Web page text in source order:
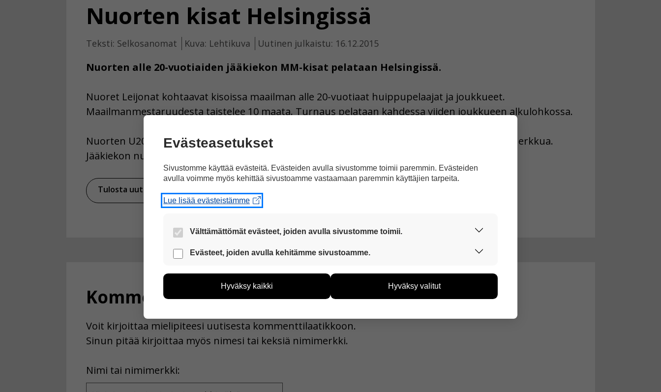
Nuorten kisat Helsingissä
Teksti: Selkosanomat Kuva: Lehtikuva Uutinen julkaistu: 16.12.2015
Nuorten alle 20-vuotiaiden jääkiekon MM-kisat pelataan Helsingissä.
Nuoret Leijonat kohtaavat kisoissa maailman alle 20-vuotiaat huippupelaajat ja joukkueet.
Maailmanmestaruudesta taistelee 10 maata. Turnaus pelataan kahdessa viiden joukkueen alkulohkossa.
Nuorten U20-joukkueen päävalmentaja Jukka Jalonen sanoo, että kotikisat ovat harvinaista herkkua.
Jääkiekon nuorten MM-kisat 26.12.2015–5.1.2016 Helsingissä.
Tulosta uutinen
Kommentoi
Voit kirjoittaa mielipiteesi uutisesta kommenttilaatikkoon.
Sinun pitää kirjoittaa myös nimesi tai keksiä nimimerkki.
Nimi tai nimimerkki:
Name
Evästeasetukset
Sivustomme käyttää evästeitä. Evästeiden avulla sivustomme toimii paremmin. Evästeiden
avulla voimme myös kehittää sivustoamme vastaamaan paremmin käyttäjien tarpeita.
Lue lisää evästeistämme
Välttämättömät evästeet, joiden avulla sivustomme toimii.
Nämä evästeet ovat aina käytössä, jotta sivustoamme voi käyttää sujuvasti ja turvallisesti.
Evästeet, joiden avulla kehitämme sivustoamme.
voimme kehittää sivustoamme vastaamaan paremmin käyttäjien tarpeita. Tietoa kerätään
esimerkiksi kävijämääristä ja siitä, mitä sivuja käytetään ja miten sivuilla liikutaan. Emme
kuitenkaan kerää henkilötietoja kuten nimiä, eikä tietoja voi yhdistää yksittäiseen
Voit valita, hyväksytkö näiden evästeiden käytön.
Hyväksy kaikki Hyväksy valitut